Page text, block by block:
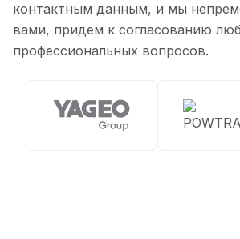
контактным данным, и мы
вами, придем к согласованию
профессиональных вопросов.